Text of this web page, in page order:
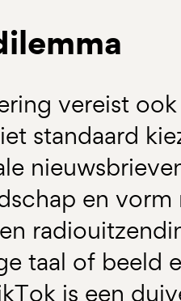
vereist
standaard
en
taal of beeld
is een